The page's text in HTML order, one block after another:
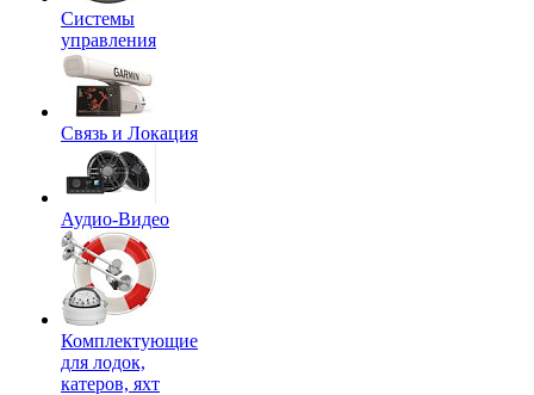
Системы
управления
Связь и Локация
Аудио-Видео
Комплектующие
для лодок,
катеров, яхт